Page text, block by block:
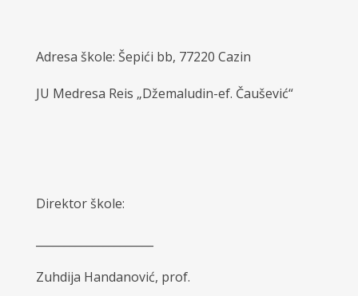
Adresa škole: Šepići bb, 77220 Cazin
JU Medresa Reis „Džemaludin-ef. Čaušević“
Direktor škole:
Zuhdija Handanović, prof.